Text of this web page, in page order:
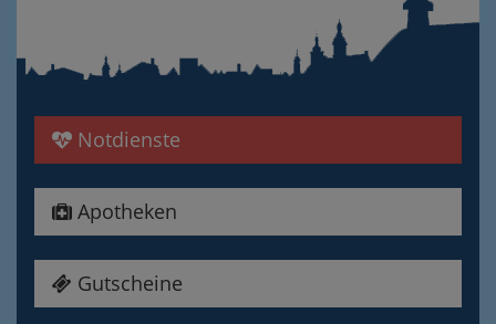
Notdienste
Apotheken
Gutscheine